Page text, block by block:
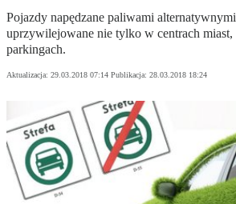
Pojazdy napędzane paliwami
uprzywilejowane nie tylko w centrach miast,
parkingach.
Aktualizacja: 29.03.2018 07:14 Publikacja: 28.03.2018 18:24